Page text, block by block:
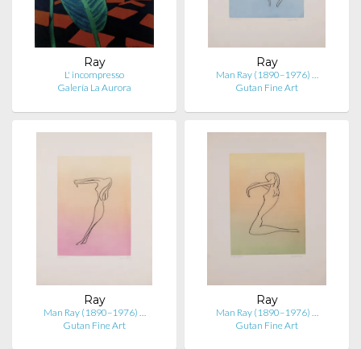
Ray
L' incompresso
Galería La Aurora
Ray
Man Ray (1890–1976) …
Gutan Fine Art
Ray
Man Ray (1890–1976) …
Gutan Fine Art
Ray
Man Ray (1890–1976) …
Gutan Fine Art